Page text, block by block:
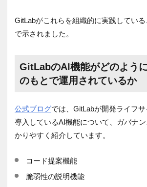
GitLabがこれらを組織的に実践してい
で示されました。
GitLabのAI機能がどのよう
のもとで運用されているか
公式ブログでは、GitLabが開発ライフ
導入しているAI機能について、ガバナ
かりやすく紹介しています。
コード提案機能
脆弱性の説明機能